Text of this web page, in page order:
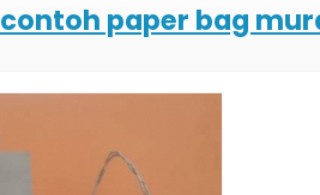
contoh paper bag